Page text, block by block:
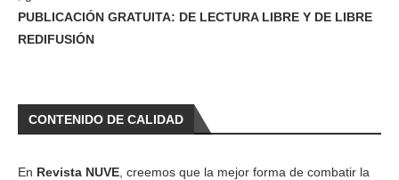
PUBLICACIÓN GRATUITA: DE LECTURA LIBRE Y DE LIBRE
REDIFUSIÓN
CONTENIDO DE CALIDAD
En Revista NUVE , creemos que la mejor forma de combatir la